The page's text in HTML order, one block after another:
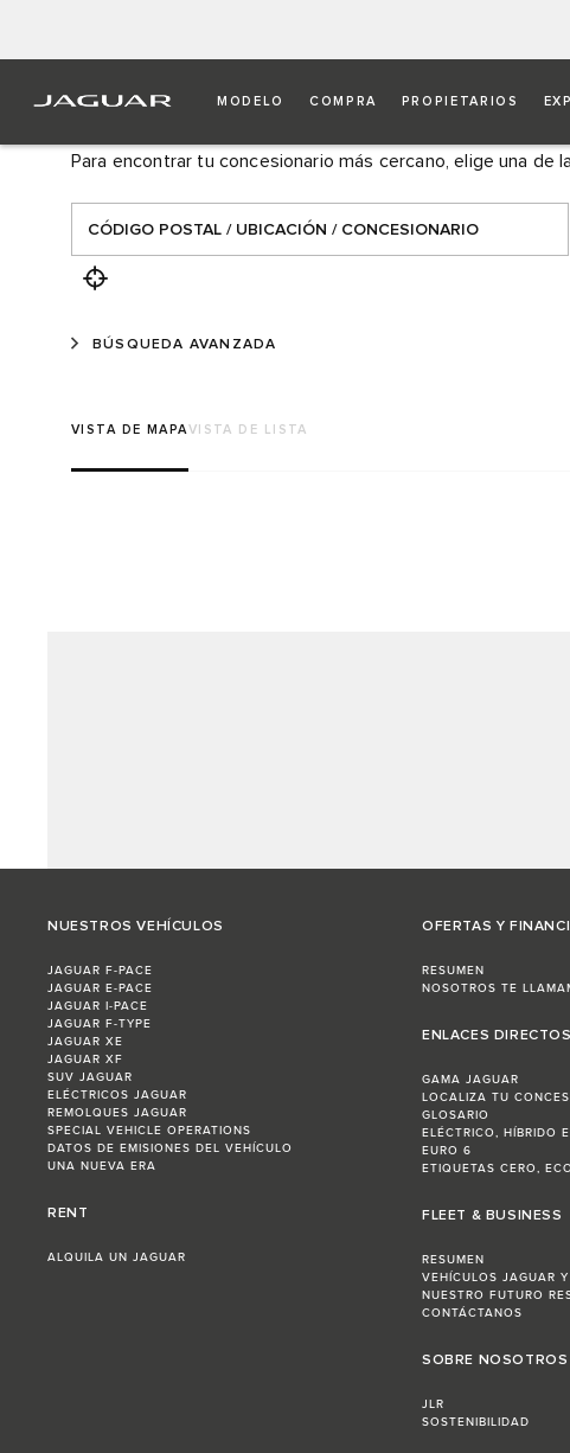
MODELO COMPRA PROPIETARIOS
LOCALIZA TU
Para encontrar tu concesionario más cercano, elige una de
BÚSQUEDA AVANZADA
VISTA DE MAPAVISTA DE LISTA
NUESTROS VEHÍCULOS
JAGUAR F-PACE
JAGUAR E-PACE
JAGUAR I-PACE
JAGUAR F-TYPE
JAGUAR XE
JAGUAR XF
SUV JAGUAR
ELÉCTRICOS JAGUAR
REMOLQUES JAGUAR
SPECIAL VEHICLE OPERATIONS
DATOS DE EMISIONES DEL VEHÍCULO
UNA NUEVA ERA
RENT
ALQUILA UN JAGUAR
OFERTAS Y
RESUMEN
NOSOTROS TE
ENLACES DIRECTOS
GAMA JAGUAR
LOCALIZA TU
GLOSARIO
ELÉCTRICO, HÍBRIDO
EURO 6
ETIQUETAS CERO,
FLEET & BUSINESS
RESUMEN
VEHÍCULOS JAGUAR
NUESTRO FUTURO
CONTÁCTANOS
SOBRE NOSOTROS
JLR
SOSTENIBILIDAD